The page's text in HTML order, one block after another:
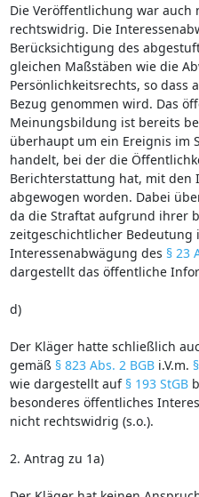
Die Veröffentlichung war auch
rechtswidrig. Die
Berücksichtigung des
gleichen Maßstäben wie die
Persönlichkeitsrechts, so
Bezug genommen wird. Das
Meinungsbildung ist bereits
überhaupt um ein Ereignis im
handelt, bei der die
Berichterstattung hat, mit den
abgewogen worden. Dabei
da die Straftat aufgrund ihrer
zeitgeschichtlicher Bedeutung
Interessenabwägung des § 23
dargestellt das öffentliche
d)
Der Kläger hatte schließlich
gemäß § 823 Abs. 2 BGBi.V.m.
wie dargestellt auf § 193 StGB
besonderes öffentliches
nicht rechtswidrig (s.o.).
2. Antrag zu 1a)